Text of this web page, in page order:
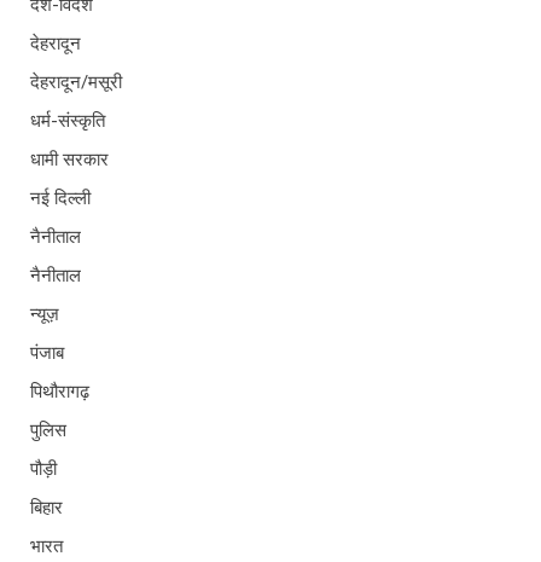
देश-विदेश
देहरादून
देहरादून/मसूरी
धर्म-संस्कृति
धामी सरकार
नई दिल्ली
नैनीताल
नैनीताल
न्यूज़
पंजाब
पिथौरागढ़
पुलिस
पौड़ी
बिहार
भारत